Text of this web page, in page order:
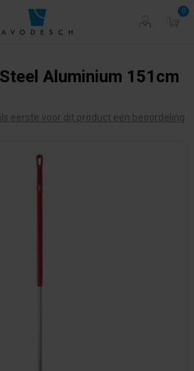
0
Aluminium 151cm
eerste voor dit product een beoordeling